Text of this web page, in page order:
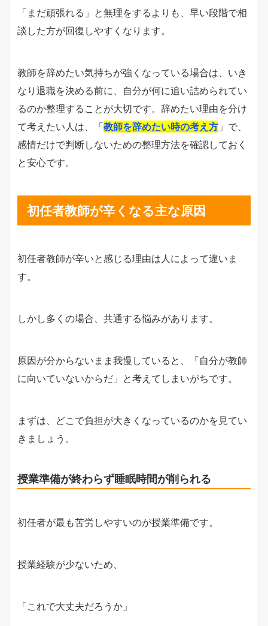
「まだ頑張れる」と無理をするよりも、早い段階で相
談した方が回復しやすくなります。
教師を辞めたい気持ちが強くなっている場合は、いき
なり退職を決める前に、自分が何に追い詰められてい
るのか整理することが大切です。辞めたい理由を分け
て考えたい人は、「教師を辞めたい時の考え方 」で、
感情だけで判断しないための整理方法を確認しておく
と安心です。
初任者教師が辛くなる主な原因
初任者教師が辛いと感じる理由は人によって違いま
す。
しかし多くの場合、共通する悩みがあります。
原因が分からないまま我慢していると、「自分が教師
に向いていないからだ」と考えてしまいがちです。
まずは、どこで負担が大きくなっているのかを見てい
きましょう。
授業準備が終わらず睡眠時間が削られる
初任者が最も苦労しやすいのが授業準備です。
授業経験が少ないため、
「これで大丈夫だろうか」